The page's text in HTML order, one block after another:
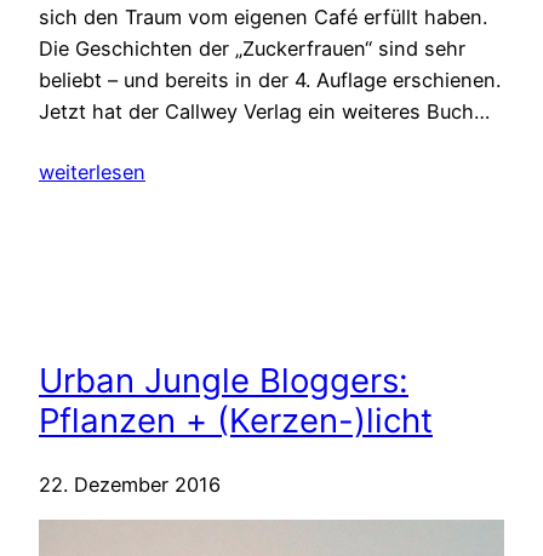
sich den Traum vom eigenen Café erfüllt haben.
Die Geschichten der „Zuckerfrauen“ sind sehr
beliebt – und bereits in der 4. Auflage erschienen.
Jetzt hat der Callwey Verlag ein weiteres Buch…
weiterlesen
Urban Jungle Bloggers:
Pflanzen + (Kerzen-)licht
22. Dezember 2016